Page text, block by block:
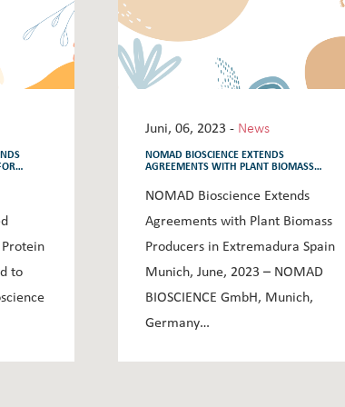
to
Juni, 06, 2023 - News
NOMAD BIOSCIENCE EXTENDS
AGREEMENTS WITH PLANT BIOMASS
NOMAD Bioscience Extends
Agreements with Plant Biomass
Producers in Extremadura Spain
Munich, June, 2023 – NOMAD
BIOSCIENCE GmbH, Munich,
Germany…